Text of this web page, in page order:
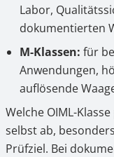
Labor,
dokumentierten
M-Klassen: für
Anwendungen,
auflösende
Welche OIML-
selbst ab,
Prüfziel. Bei